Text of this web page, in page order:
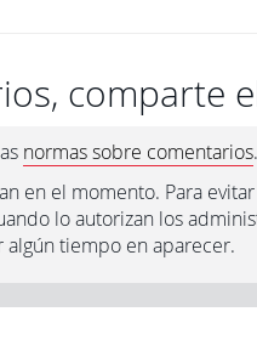
comparte
normas sobre comentarios.
en el momento. Para
lo autorizan los
tiempo en aparecer.